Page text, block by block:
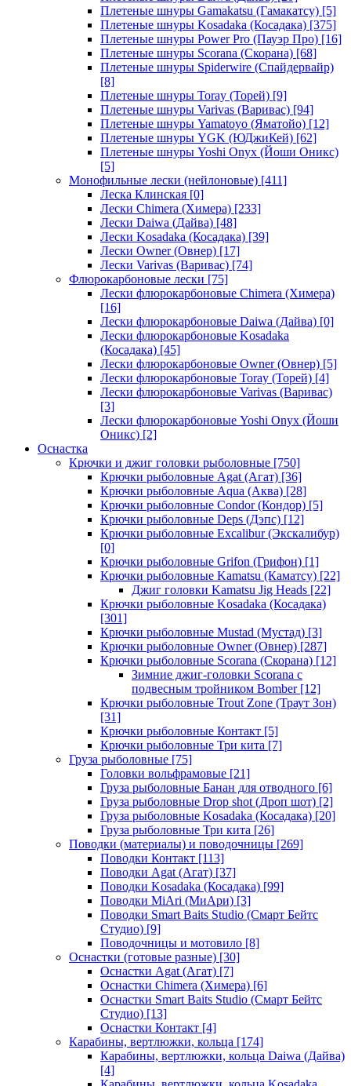
Плетеные шнуры Gamakatsu (Гамакатсу) [5]
Плетеные шнуры Kosadaka (Косадака) [375]
Плетеные шнуры Power Pro (Пауэр Про) [16]
Плетеные шнуры Scorana (Скорана) [68]
Плетеные шнуры Spiderwire (Спайдервайр)
[8]
Плетеные шнуры Toray (Торей) [9]
Плетеные шнуры Varivas (Варивас) [94]
Плетеные шнуры Yamatoyo (Яматойо) [12]
Плетеные шнуры YGK (ЮДжиКей) [62]
Плетеные шнуры Yoshi Onyx (Йоши Оникс)
[5]
Монофильные лески (нейлоновые) [411]
Леска Клинская [0]
Лески Chimera (Химера) [233]
Лески Daiwa (Дайва) [48]
Лески Kosadaka (Косадака) [39]
Лески Owner (Овнер) [17]
Лески Varivas (Варивас) [74]
Флюрокарбоновые лески [75]
Лески флюрокарбоновые Chimera (Химера)
[16]
Лески флюрокарбоновые Daiwa (Дайва) [0]
Лески флюрокарбоновые Kosadaka
(Косадака) [45]
Лески флюрокарбоновые Owner (Овнер) [5]
Лески флюрокарбоновые Toray (Торей) [4]
Лески флюрокарбоновые Varivas (Варивас)
[3]
Лески флюрокарбоновые Yoshi Onyx (Йоши
Оникс) [2]
Оснастка
Крючки и джиг головки рыболовные [750]
Крючки рыболовные Agat (Агат) [36]
Крючки рыболовные Aqua (Аква) [28]
Крючки рыболовные Condor (Кондор) [5]
Крючки рыболовные Deps (Дэпс) [12]
Крючки рыболовные Excalibur (Экскалибур)
[0]
Крючки рыболовные Grifon (Грифон) [1]
Крючки рыболовные Kamatsu (Каматсу) [22]
Джиг головки Kamatsu Jig Heads [22]
Крючки рыболовные Kosadaka (Косадака)
[301]
Крючки рыболовные Mustad (Мустад) [3]
Крючки рыболовные Owner (Овнер) [287]
Крючки рыболовные Scorana (Скорана) [12]
Зимние джиг-головки Scorana с
подвесным тройником Bomber[12]
Крючки рыболовные Trout Zone (Траут Зон)
[31]
Крючки рыболовные Контакт [5]
Крючки рыболовные Три кита [7]
Груза рыболовные [75]
Головки вольфрамовые [21]
Груза рыболовные Банан для отводного [6]
Груза рыболовные Drop shot (Дроп шот) [2]
Груза рыболовные Kosadaka (Косадака) [20]
Груза рыболовные Три кита [26]
Поводки (материалы) и поводочницы [269]
Поводки Контакт [113]
Поводки Agat (Агат) [37]
Поводки Kosadaka (Косадака) [99]
Поводки MiAri (МиАри) [3]
Поводки Smart Baits Studio (Смарт Бейтс
Студио) [9]
Поводочницы и мотовило [8]
Оснастки (готовые разные) [30]
Оснастки Agat (Агат) [7]
Оснастки Chimera (Химера) [6]
Оснастки Smart Baits Studio (Смарт Бейтс
Студио) [13]
Оснастки Контакт [4]
Карабины, вертлюжки, кольца [174]
Карабины, вертлюжки, кольца Daiwa (Дайва)
[4]